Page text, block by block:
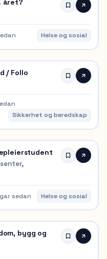
året?
Helse og sosial
/ Follo
Sikkerhet og beredskap
sedan Helse og sosial
bygg og